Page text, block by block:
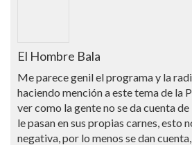
El Hombre Bala
Me parece genil el programa y la
haciendo mención a este tema de la
ver como la gente no se da cuenta
le pasan en sus propias carnes, esto
negativa, por lo menos se dan